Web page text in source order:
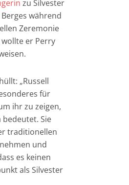
zu Silvester
während
Zeremonie
er Perry
„Russell
für
ihr zu zeigen,
bedeutet. Sie
traditionellen
und
es keinen
als Silvester